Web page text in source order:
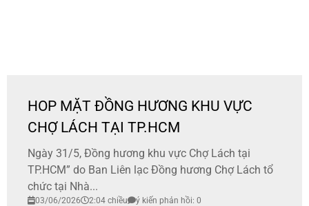
HOP MẶT ĐỒNG HƯƠNG KHU VỰC
CHỢ LÁCH TẠI TP.HCM
Ngày 31/5, Đồng hương khu vực Chợ Lách tại
TP.HCM” do Ban Liên lạc Đồng hương Chợ Lách tổ
chức tại Nhà...
03/06/2026 2:04 chiều ý kiến phản hồi: 0